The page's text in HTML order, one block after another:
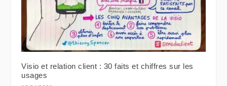
Visio et relation client : 30 faits et chiffres sur les
usages